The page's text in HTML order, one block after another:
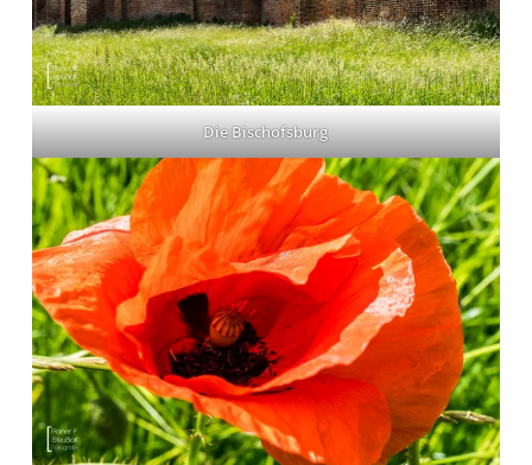
Die Bischofsburg